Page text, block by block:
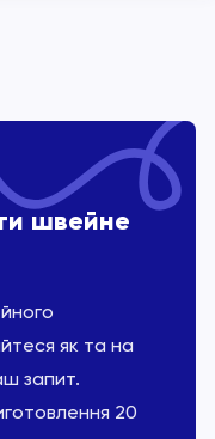
швейне
як та на
запит.
20